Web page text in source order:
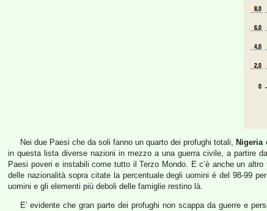
Nei due Paesi che da soli fanno un quarto dei profughi totali, Nigeria
in questa lista diverse nazioni in mezzo a una guerra civile, a partire
Paesi poveri e instabili come tutto il Terzo Mondo. E c’è anche un
delle nazionalità sopra citate la percentuale degli uomini è del 98-99
uomini e gli elementi più deboli delle famiglie restino là.
E’ evidente che gran parte dei profughi non scappa da guerre e